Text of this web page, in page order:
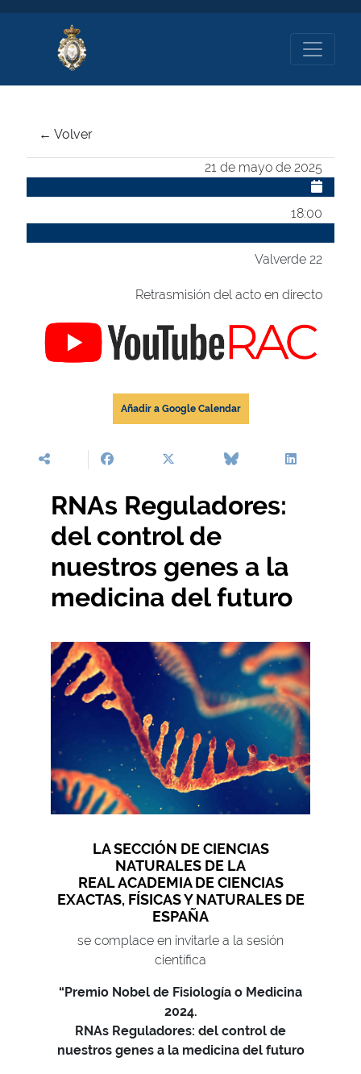
← Volver
21 de mayo de 2025
18:00
Valverde 22
Retrasmisión del acto en directo
Añadir a Google Calendar
RNAs Reguladores:
del control de
nuestros genes a la
medicina del futuro
LA SECCIÓN DE CIENCIAS
NATURALES DE LA
REAL ACADEMIA DE CIENCIAS
EXACTAS, FÍSICAS Y NATURALES DE
ESPAÑA
se complace en invitarle a la sesión
científica
“Premio Nobel de Fisiología o Medicina
2024.
RNAs Reguladores: del control de
nuestros genes a la medicina del futuro